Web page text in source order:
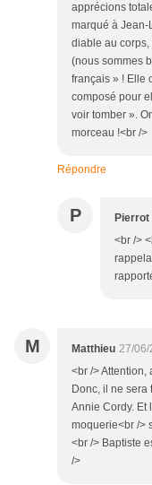
apprécions
marqué à Jean-
diable au corps,
(nous sommes
français » ! Elle
composé pour
voir tomber ».
morceau !<br />
Répondre
P Pierrot
<br />
M Matthieu 27/06/
<br /> Attention,
Donc, il ne
Annie Cordy. Et
moquerie<br />
<br /> Baptiste
/>